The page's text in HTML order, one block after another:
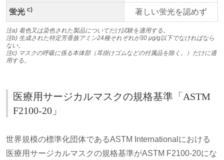
蛍光 c) 著しい蛍光を認めず
注a) 着色又は染色された製品についてだけ試験を適用する。
注b) 生成された特定芳香族アミン24種それぞれが30 μg/g以下でなければなら
ない。
注c) マスクの呼吸に係る本体部（耳掛けゴムなどの付属品を除く。）だけに適
用する。
医療用サージカルマスクの規格基準「ASTM
F2100-20」
世界規模の標準化団体であるASTM Internationalにおける
医療用サージカルマスクの規格基準がASTM F2100-20にな